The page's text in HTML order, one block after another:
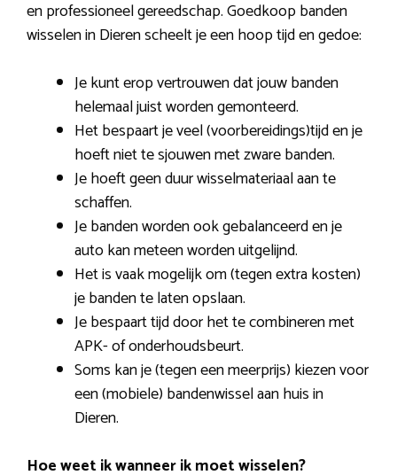
en professioneel gereedschap. Goedkoop banden
wisselen in Dieren scheelt je een hoop tijd en gedoe:
Je kunt erop vertrouwen dat jouw banden
helemaal juist worden gemonteerd.
Het bespaart je veel (voorbereidings)tijd en je
hoeft niet te sjouwen met zware banden.
Je hoeft geen duur wisselmateriaal aan te
schaffen.
Je banden worden ook gebalanceerd en je
auto kan meteen worden uitgelijnd.
Het is vaak mogelijk om (tegen extra kosten)
je banden te laten opslaan.
Je bespaart tijd door het te combineren met
APK- of onderhoudsbeurt.
Soms kan je (tegen een meerprijs) kiezen voor
een (mobiele) bandenwissel aan huis in
Dieren.
Hoe weet ik wanneer ik moet wisselen?